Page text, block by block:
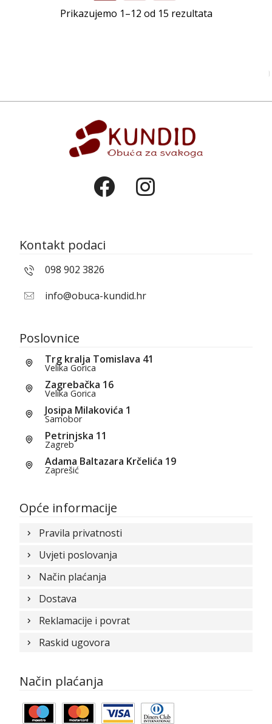
Prikazujemo 1–12 od 15 rezultata
Kontakt podaci
098 902 3826
info@obuca-kundid.hr
Poslovnice
Trg kralja Tomislava 41
Velika Gorica
Zagrebačka 16
Velika Gorica
Josipa Milakovića 1
Samobor
Petrinjska 11
Zagreb
Adama Baltazara Krčelića 19
Zaprešić
Opće informacije
Pravila privatnosti
Uvjeti poslovanja
Način plaćanja
Dostava
Reklamacije i povrat
Raskid ugovora
Način plaćanja